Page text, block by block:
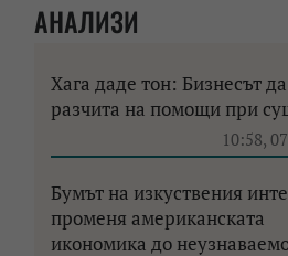
АНАЛИЗИ
Хага даде тон: Бизнесът
разчита на помощи при
10:58,
Бумът на изкуствения
променя американската
икономика до